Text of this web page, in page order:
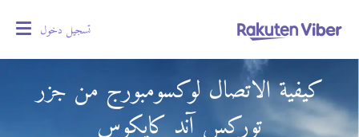
تسجيل دخول
كيفية الاتصال لوكسومبورج من جزر
توركس آند كايكوس